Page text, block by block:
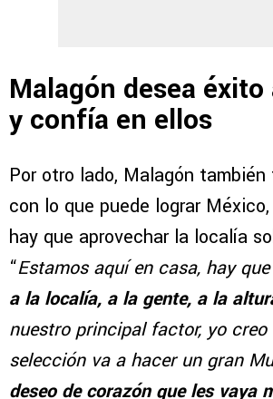
Malagón desea
y confía en ellos
Por otro lado, Malagón
con lo que puede lograr
hay que aprovechar la localía
“Estamos aquí en casa, hay que
a la localía, a la gente, a la
nuestro principal factor, yo creo
selección va a hacer un gran
deseo de corazón que les vaya